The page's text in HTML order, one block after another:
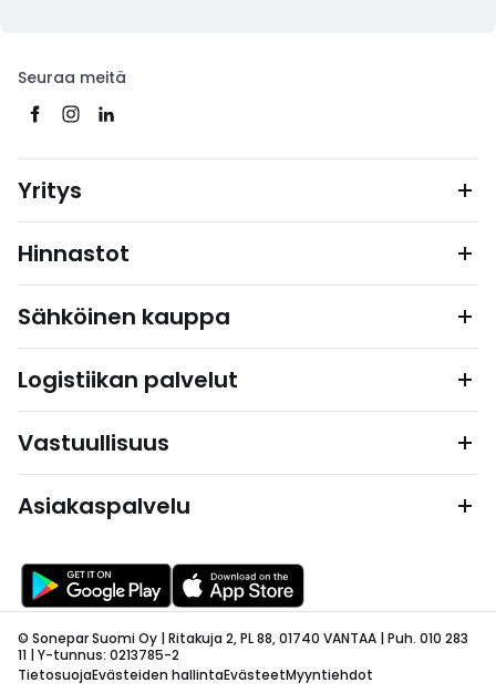
Seuraa meitä
Yritys
Hinnastot
Sähköinen kauppa
Logistiikan palvelut
Vastuullisuus
Asiakaspalvelu
© Sonepar Suomi Oy | Ritakuja 2, PL 88, 01740 VANTAA | Puh. 010 283
11 | Y-tunnus: 0213785-2
TietosuojaEvästeiden hallintaEvästeetMyyntiehdot